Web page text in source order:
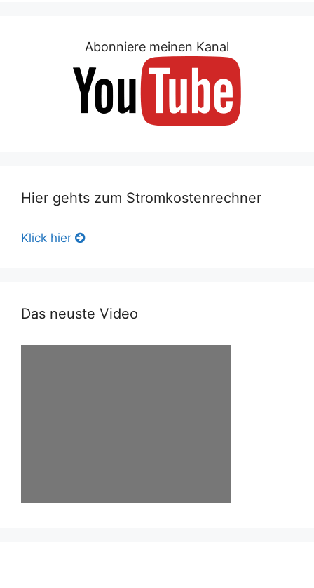
Abonniere meinen Kanal
Hier gehts zum Stromkostenrechner
Klick hier
Das neuste Video